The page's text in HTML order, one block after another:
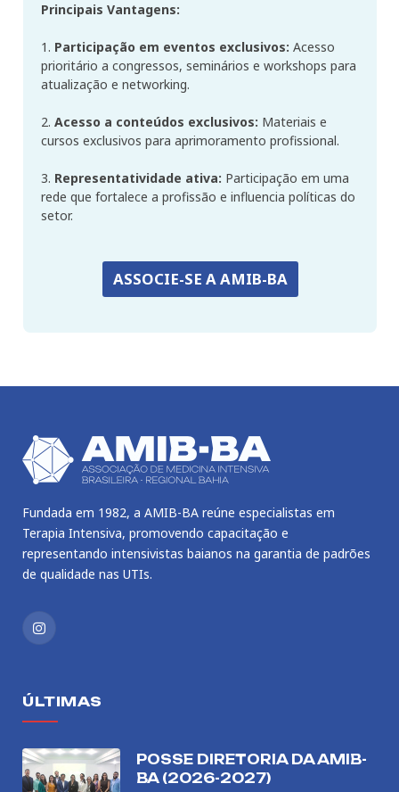
Principais Vantagens:
1. Participação em eventos exclusivos: Acesso
prioritário a congressos, seminários e workshops para
atualização e networking.
2. Acesso a conteúdos exclusivos: Materiais e
cursos exclusivos para aprimoramento profissional.
3. Representatividade ativa: Participação em uma
rede que fortalece a profissão e influencia políticas do
setor.
ASSOCIE-SE A AMIB-BA
Fundada em 1982, a AMIB-BA reúne especialistas em
Terapia Intensiva, promovendo capacitação e
representando intensivistas baianos na garantia de padrões
de qualidade nas UTIs.
Instagram
ÚLTIMAS
POSSE DIRETORIA DA AMIB-
BA (2026-2027)